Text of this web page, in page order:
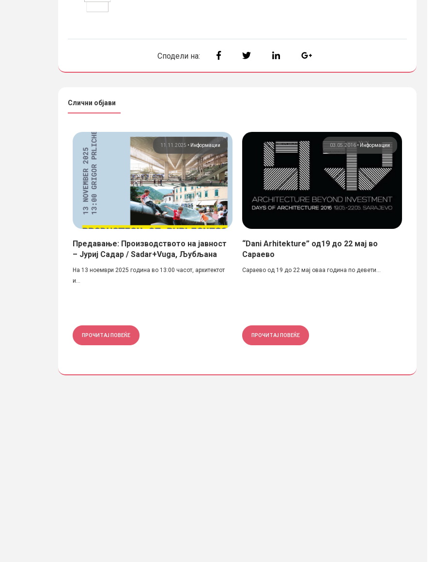
Сподели на:
Слични објави
11.11.2025 • Информации
Предавање: Производството на јавност
– Јуриј Садар / Sadar+Vuga, Љубљана
На 13 ноември 2025 година во 13:00 часот, архитектот
и...
ПРОЧИТАЈ ПОВЕЌЕ
03.05.2016• Информации
“Dani Arhitekture” од19 до 22 мај во
Сараево
Сараево од 19 до 22 мај оваа година по девети...
ПРОЧИТАЈ ПОВЕЌЕ